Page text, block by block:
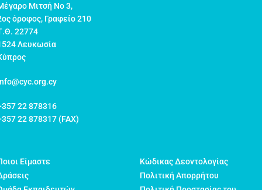
Μιτσή Νο 3,
όροφος, Γραφείο 210
22774
Λευκωσία
22 878316
22 878317 (FAX)
Είμαστε
Κώδικας Δεοντολογίας
Πολιτική Απορρήτου